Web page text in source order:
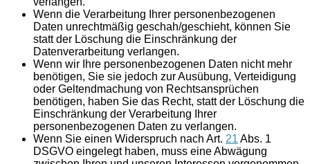
Wenn die Verarbeitung Ihrer personenbezogenen
Daten unrechtmäßig geschah/geschieht, können Sie
statt der Löschung die Einschränkung der
Datenverarbeitung verlangen.
Wenn wir Ihre personenbezogenen Daten nicht mehr
benötigen, Sie sie jedoch zur Ausübung, Verteidigung
oder Geltendmachung von Rechtsansprüchen
benötigen, haben Sie das Recht, statt der Löschung die
Einschränkung der Verarbeitung Ihrer
personenbezogenen Daten zu verlangen.
Wenn Sie einen Widerspruch nach Art. 21Abs. 1
DSGVO eingelegt haben, muss eine Abwägung